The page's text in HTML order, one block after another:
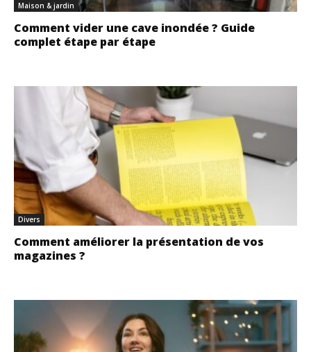
Maison & jardin
Comment vider une cave inondée ? Guide
complet étape par étape
Divers
Comment améliorer la présentation de vos
magazines ?